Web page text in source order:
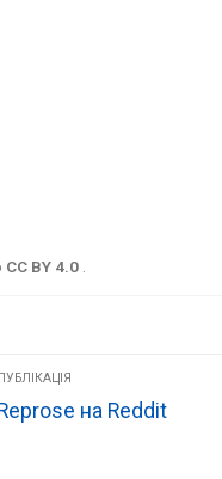
CC BY 4.0
на Reddit